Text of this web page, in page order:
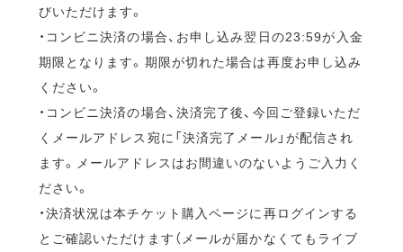
びいただけます。
・コンビニ決済の場合、お申し込み翌日の23:59が入金
期限となります。期限が切れた場合は再度お申し込み
ください。
・コンビニ決済の場合、決済完了後、今回ご登録いただ
くメールアドレス宛に「決済完了メール」が配信され
ます。メールアドレスはお間違いのないようご入力く
ださい。
・決済状況は本チケット購入ページに再ログインする
とご確認いただけます（メールが届かなくてもライブ